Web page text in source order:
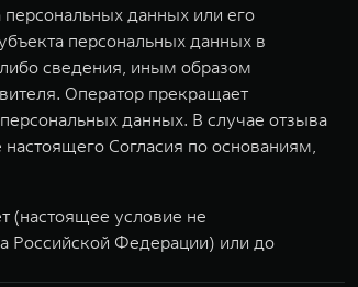
данных или его
персональных данных в
сведения, иным образом
Оператор прекращает
данных. В случае отзыва
Согласия по основаниям,
(настоящее условие не
Российской Федерации) или до